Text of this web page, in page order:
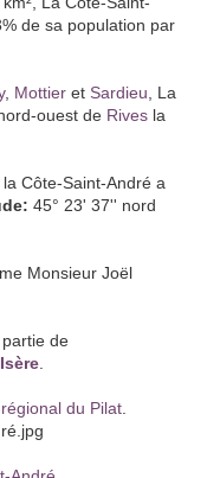
de sa population par
, Mottier et Sardieu , La
ouest de Rives la
Côte-Saint-André a
45° 23' 37'' nord
Monsieur Joël
de
du Pilat